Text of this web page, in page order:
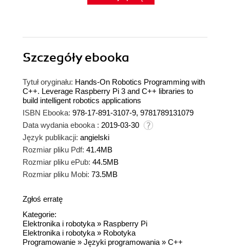
Szczegółyebooka
Tytuł oryginału: Hands-On Robotics Programming with
C++. Leverage Raspberry Pi 3 and C++ libraries to
build intelligent robotics applications
ISBN Ebooka: 978-17-891-3107-9, 9781789131079
Data wydania ebooka : 2019-03-30
Język publikacji: angielski
Rozmiar pliku Pdf: 41.4MB
Rozmiar pliku ePub: 44.5MB
Rozmiar pliku Mobi: 73.5MB
Zgłoś erratę
Kategorie:
Elektronika i robotyka » Raspberry Pi
Elektronika i robotyka » Robotyka
Programowanie » Języki programowania » C++